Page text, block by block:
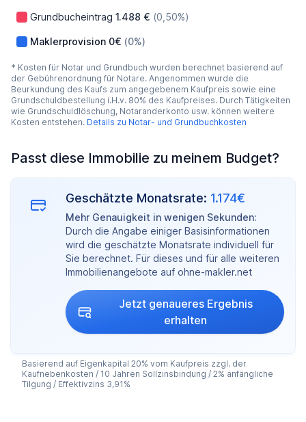
Grundbucheintrag 1.488 € (0,50%)
Maklerprovision 0€ (0%)
* Kosten für Notar und Grundbuch wurden berechnet basierend auf
der Gebührenordnung für Notare. Angenommen wurde die
Beurkundung des Kaufs zum angegebenem Kaufpreis sowie eine
Grundschuldbestellung i.H.v. 80% des Kaufpreises. Durch Tätigkeiten
wie Grundschuldlöschung, Notaranderkonto usw. können weitere
Kosten entstehen. Details zu Notar- und Grundbuchkosten
Passt diese Immobilie zu meinem Budget?
Geschätzte Monatsrate: 1.174€
Mehr Genauigkeit in wenigen Sekunden:
Durch die Angabe einiger Basisinformationen
wird die geschätzte Monatsrate individuell für
Sie berechnet. Für dieses und für alle weiteren
Immobilienangebote auf ohne-makler.net
Jetzt genaueres Ergebnis
erhalten
Basierend auf Eigenkapital 20% vom Kaufpreis zzgl. der
Kaufnebenkosten / 10 Jahren Sollzinsbindung / 2% anfängliche
Tilgung / Effektivzins 3,91%